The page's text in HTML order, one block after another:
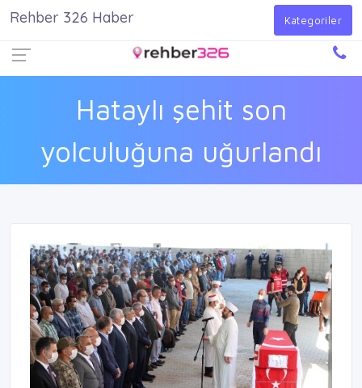
Giriş Yap
Hataylı şehit son
yolculuğuna uğurlandı
Rehber 326 Haber Kategoriler